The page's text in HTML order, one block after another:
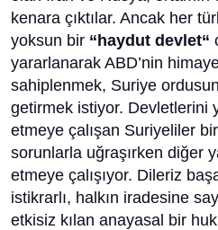
kenara çıktılar. Ancak her
yoksun bir “haydut devlet“
yararlanarak ABD’nin
sahiplenmek, Suriye
getirmek istiyor. Devletlerini
etmeye çalışan Suriyeliler
sorunlarla uğraşırken diğer
etmeye çalışıyor. Dileriz
istikrarlı, halkın iradesine
etkisiz kılan anayasal bir